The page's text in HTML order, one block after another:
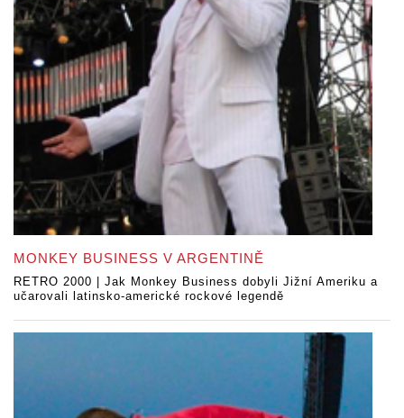
MONKEY BUSINESS V ARGENTINĚ
RETRO 2000 | Jak Monkey Business dobyli Jižní Ameriku a
učarovali latinsko-americké rockové legendě